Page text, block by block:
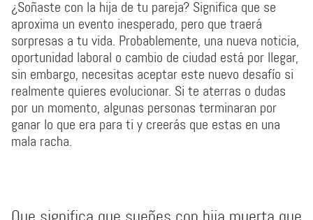
¿Soñaste con la hija de tu pareja? Significa que se
aproxima un evento inesperado, pero que traerá
sorpresas a tu vida. Probablemente, una nueva noticia,
oportunidad laboral o cambio de ciudad está por llegar,
sin embargo, necesitas aceptar este nuevo desafío si
realmente quieres evolucionar. Si te aterras o dudas
por un momento, algunas personas terminaran por
ganar lo que era para ti y creerás que estas en una
mala racha.